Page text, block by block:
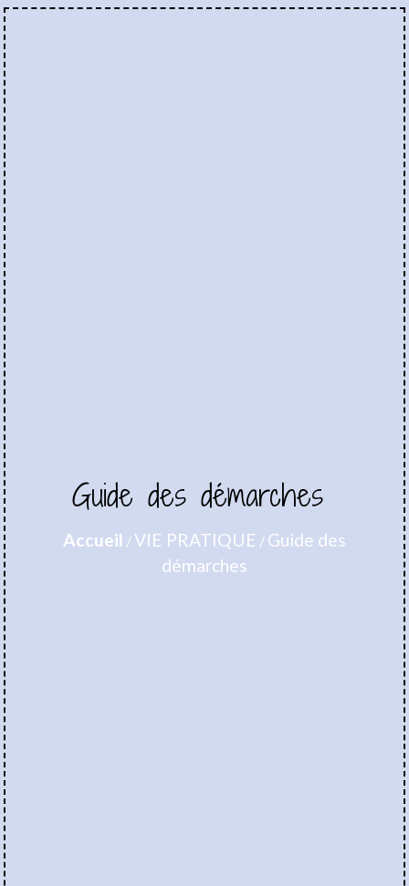
Guide des démarches
Accueil /VIE PRATIQUE / Guide des
démarches